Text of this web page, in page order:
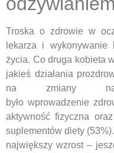
Troska o zdrowie w
lekarza i
życia. Co druga kobieta
jakieś działania
na zmiany
było wprowadzenie
aktywność fizyczna
suplementów diety
największy wzrost –